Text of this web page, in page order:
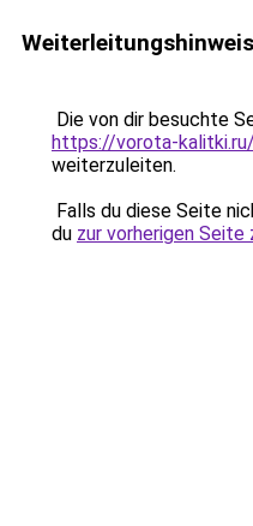
Weiterleitungshinweis
Die von dir besuchte
https://vorota-
weiterzuleiten.
Falls du diese Seite
du zur vorherigen Seite